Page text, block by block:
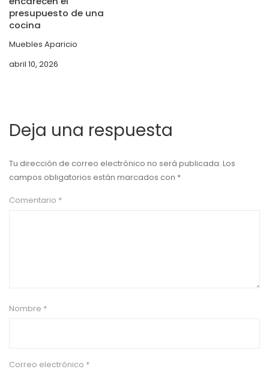
presupuesto de una
cocina
Muebles Aparicio
abril 10, 2026
Deja una respuesta
Tu dirección de correo electrónico no será publicada. Los
campos obligatorios están marcados con *
Comentario *
Nombre *
Correo electrónico *